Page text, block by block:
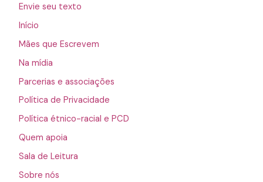
Envie seu texto
Início
Mães que Escrevem
Na mídia
Parcerias e associações
Política de Privacidade
Política étnico-racial e PCD
Quem apoia
Sala de Leitura
Sobre nós